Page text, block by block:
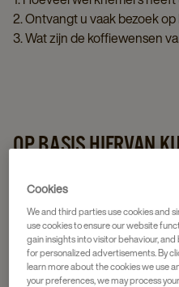
2. Ontvangt u vaak bezoek
3. Wat zijn de koffiewensen
OP BASIS HIERVAN
Cookies
We and third parties use cookies and
use cookies to ensure our website
gain insights into visitor behaviour,
for personalized advertisements. By
learn more about the cookies we use
your preferences, we may process